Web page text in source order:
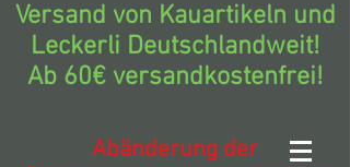
Versand von Kauartikeln und
Leckerli Deutschlandweit!
Ab 60€ versandkostenfrei!
Abänderung der